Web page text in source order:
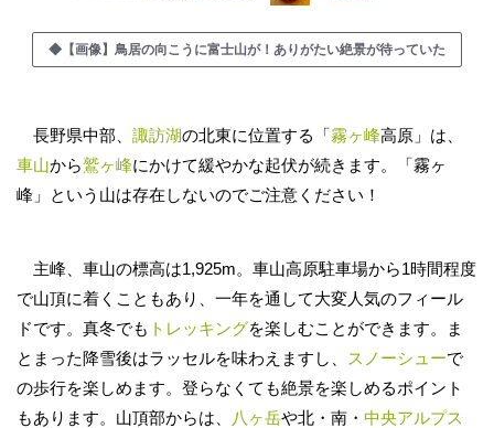
◆【画像】鳥居の向こうに富士山が！ありがたい絶景が待っていた
長野県中部、 諏訪湖の北東に位置する「霧ヶ峰高原」は、
車山から鷲ヶ峰にかけて緩やかな起伏が続きます。「霧ヶ
峰」という山は存在しないのでご注意ください！
主峰、車山の標高は1,925m。車山高原駐車場から1時間程度
で山頂に着くこともあり、一年を通して大変人気のフィール
ドです。真冬でも トレッキングを楽しむことができます。ま
とまった降雪後はラッセルを味わえますし、
スノーシューで
の歩行を楽しめます。登らなくても絶景を楽しめるポイント
もあります。山頂部からは、
八ヶ岳や北・南・ 中央アルプス